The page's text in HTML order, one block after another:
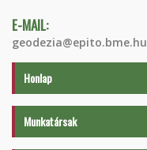
E-MAIL:
geodezia@epito.bme.hu
Honlap
Munkatársak